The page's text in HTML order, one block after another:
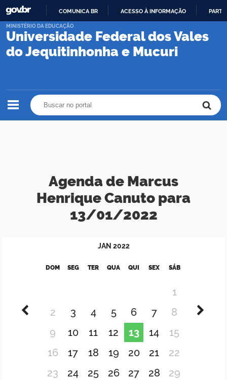
PARA
CONTEÚDO
COMUNICA BR ACESSO À INFORMAÇÃO
Universidade Federal dos Vales
do Jequitinhonha e Mucuri
MINISTÉRIO DA EDUCAÇÃO
Agenda de Marcus
Henrique Canuto para
13/01/2022
JAN 2022
DOM SEG TER QUA QUI SEX SÁB
1
2
3 4 5 6 7
8
9
10 11 12 13 14
15
16
17 18 19 20 21
22
23
24 25 26 27 28
29